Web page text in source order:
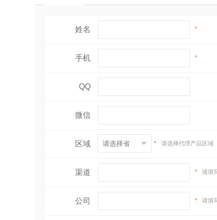
姓名 *
手机 *
QQ
微信
区域 * 请选择代理产品区域
渠道 * 请填
公司 * 请填